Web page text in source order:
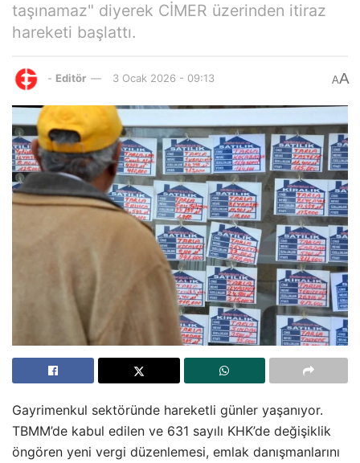
taşınamaz" diyerek CİMER üzerinden itiraz
hareketi başlattı.
- Editör 3 Ocak 2026 - 09:13 AA
Gayrimenkul sektöründe hareketli günler yaşanıyor.
TBMM’de kabul edilen ve 631 sayılı KHK’de değişiklik
öngören yeni vergi düzenlemesi, emlak danışmanlarını